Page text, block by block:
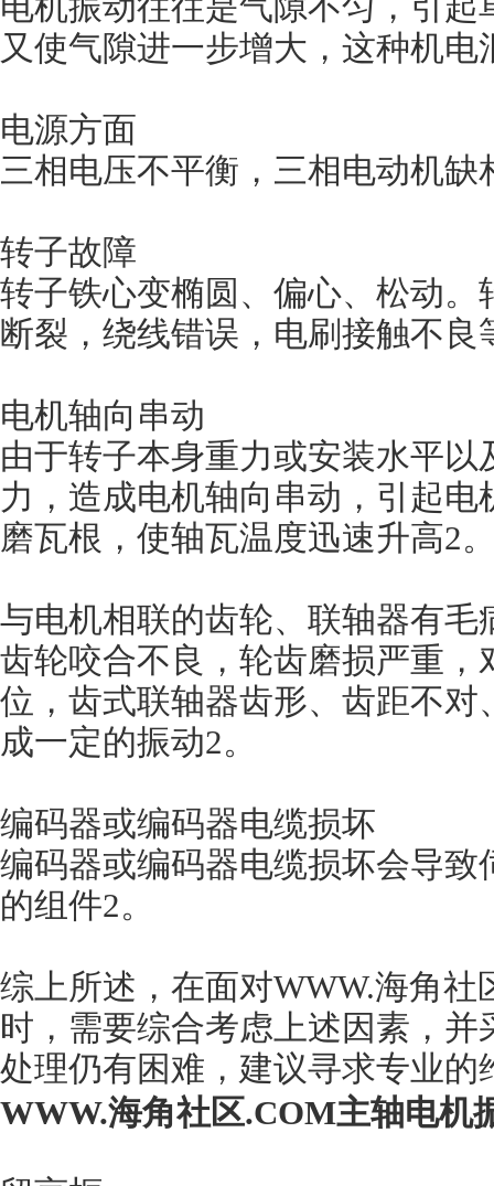
又使气隙进一步增大，这种机
电源方面
三相电压不平衡，三相电动机缺
转子故障
转子铁心变椭圆、偏心、松动
断裂，绕线错误，电刷接触
电机轴向串动
由于转子本身重力或安装水平以
力，造成电机轴向串动，引起
磨瓦根，使轴瓦温度迅速升高2
与电机相联的齿轮、联轴器有毛
齿轮咬合不良，轮齿磨损严重
位，齿式联轴器齿形、齿距不对
成一定的振动2。
编码器或编码器电缆损坏
编码器或编码器电缆损坏会导致
的组件2。
综上所述，在面对WWW.海
时，需要综合考虑上述因素，
处理仍有困难，建议寻求专业的
WWW.海角社区.COM主轴电机